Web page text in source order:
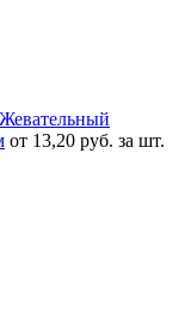
Жевательный
от 13,20 руб. за шт.